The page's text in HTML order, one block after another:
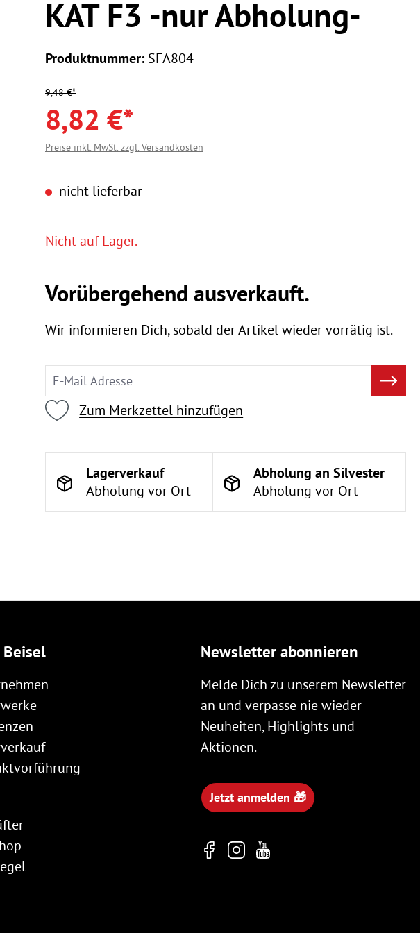
KAT F3 -nur Abholung-
Produktnummer: SFA804
9,48 €*
8,82 €*
Preise inkl. MwSt. zzgl. Versandkosten
nicht lieferbar
Nicht auf Lager.
Vorübergehend ausverkauft.
Wir informieren Dich, sobald der Artikel wieder vorrätig ist.
Zum Merkzettel hinzufügen
Lagerverkauf
Abholung vor Ort
Abholung an Silvester
Abholung vor Ort
Beisel Newsletter abonnieren
Melde Dich zu unserem Newsletter
an und verpasse nie wieder
Neuheiten, Highlights und
Aktionen.
Jetzt anmelden 🎁